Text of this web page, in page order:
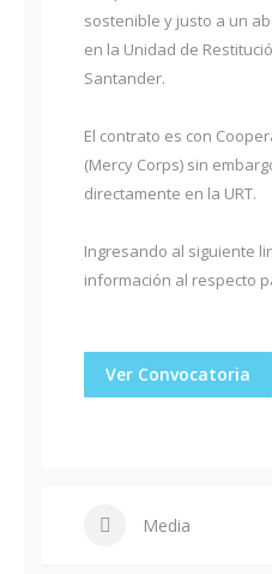
sostenible y justo a un
en la Unidad de
Santander.
El contrato es con
(Mercy Corps) sin
directamente en la URT.
Ingresando al siguiente
información al respecto
Ver Convocatoria
Media